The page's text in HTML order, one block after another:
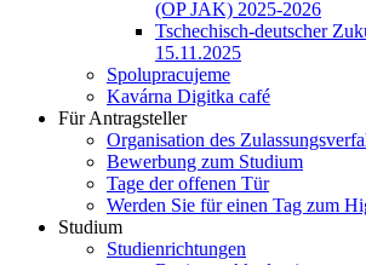
(OP JAK) 2025-2026
Tschechisch-deutscher
15.11.2025
Spolupracujeme
Kavárna Digitka café
Für Antragsteller
Organisation des
Bewerbung zum Studium
Tage der offenen Tür
Werden Sie für einen Tag zum
Studium
Studienrichtungen